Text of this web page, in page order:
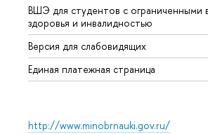
ВШЭ для студентов с ограниченными
здоровья и инвалидностью
Версия для слабовидящих
Единая платежная страница
http://www.minobrnauki.gov.ru/